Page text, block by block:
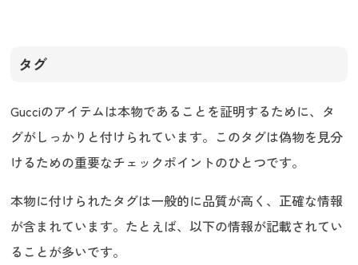
タグ
Gucciのアイテムは本物であることを証明するために、タ
グがしっかりと付けられています。このタグは偽物を見分
けるための重要なチェックポイントのひとつです。
本物に付けられたタグは一般的に品質が高く、正確な情報
が含まれています。たとえば、以下の情報が記載されてい
ることが多いです。